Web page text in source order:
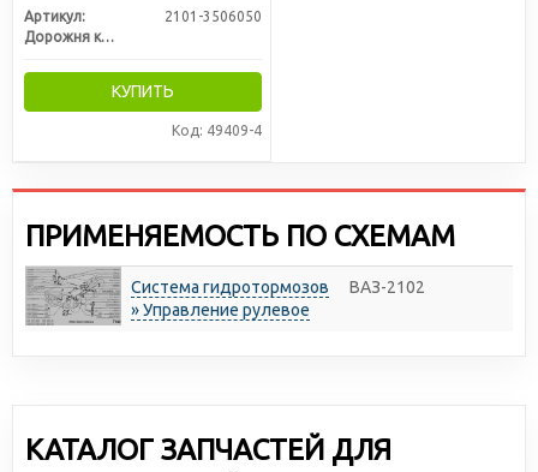
Артикул:
2101-3506050
Дорожня карта
КУПИТЬ
Код: 49409-4
ПРИМЕНЯЕМОСТЬ ПО СХЕМАМ
Система гидротормозов
» Управление рулевое
ВАЗ-2102
КАТАЛОГ ЗАПЧАСТЕЙ ДЛЯ